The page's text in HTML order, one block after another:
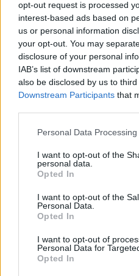
opt-out request is processed
interest-based ads based on
us or personal information
your opt-out. You may
disclosure of your personal
IAB’s list of downstream
also be disclosed by us to
Downstream Participants that
Personal Data
I want to opt-out of the
personal data.
Opted In
I want to opt-out of the
Personal Data.
Opted In
I want to opt-out of
Personal Data for
Opted In
dell’operazione si aggirerebbe
mentre il giocatore avrebbe
attratto dalla possibilità di
centrale nel progetto tecnico.